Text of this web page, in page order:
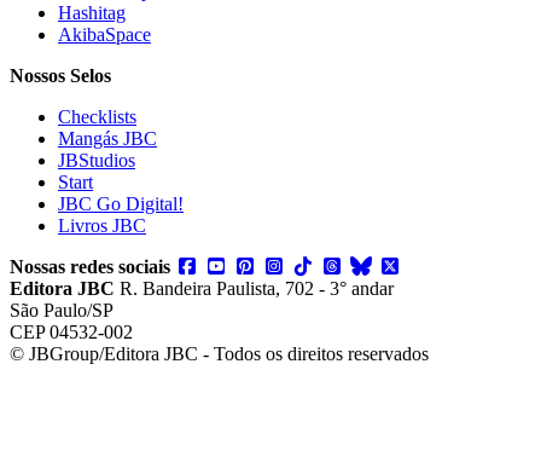
Hashitag
AkibaSpace
Nossos Selos
Checklists
Mangás JBC
JBStudios
Start
JBC Go Digital!
Livros JBC
Nossas redes sociais
Editora JBC R. Bandeira Paulista, 702 - 3° andar
São Paulo/SP
CEP 04532-002
© JBGroup/Editora JBC - Todos os direitos reservados